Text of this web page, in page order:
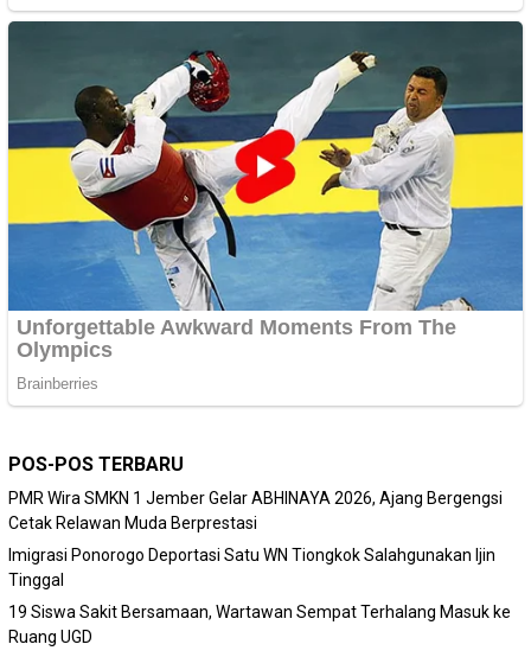
POS-POS TERBARU
PMR Wira SMKN 1 Jember Gelar ABHINAYA 2026, Ajang Bergengsi
Cetak Relawan Muda Berprestasi
Imigrasi Ponorogo Deportasi Satu WN Tiongkok Salahgunakan Ijin
Tinggal
19 Siswa Sakit Bersamaan, Wartawan Sempat Terhalang Masuk ke
Ruang UGD